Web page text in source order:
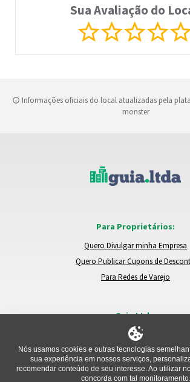
Sua Avaliação do
Informações oficiais do local atualizadas pela
monster
Para Proprietários:
Quero Divulgar minha Empresa
Quero Publicar Cupons de
Para Redes de Varejo
Guia.Ltda:
Locais e Empresas
Trocar de Região
Relatar um Problema
Nós usamos cookies e outras tecnologias
sua experiência em nossos serviços,
recomendar conteúdo de seu interesse. Ao utilizar
concorda com tal monitoramento.